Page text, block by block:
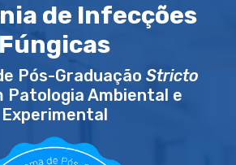
de Infecções
Fúngicas
Pós-Graduação Stricto
Patologia Ambiental e
Experimental